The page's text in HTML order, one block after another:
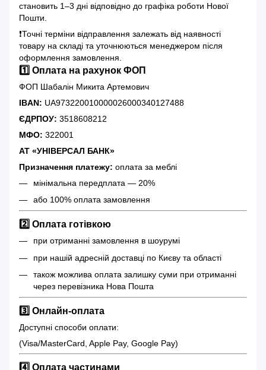
становить 1–3 дні відповідно до графіка роботи Нової
Пошти.
❗️Точні терміни відправлення залежать від наявності
товару на складі та уточнюються менеджером після
оформлення замовлення.
1️⃣ Оплата на рахунок ФОП
ФОП Шабалін Микита Артемович
IBAN: UA973220010000026000340127488
ЄДРПОУ: 3518608212
МФО: 322001
АТ «УНІВЕРСАЛ БАНК»
Призначення платежу: оплата за меблі
мінімальна передплата — 20%
або 100% оплата замовлення
2️⃣ Оплата готівкою
при отриманні замовлення в шоурумі
при нашій адресній доставці по Києву та області
також можлива оплата залишку суми при отриманні
через перевізника Нова Пошта
3️⃣ Онлайн-оплата
Доступні способи оплати:
(Visa/MasterCard, Apple Pay, Google Pay)
4️⃣ Оплата частинами